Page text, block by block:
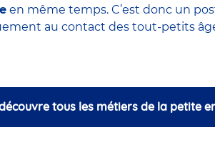
en même temps. C’est donc un
au contact des tout-petits
tous les métiers de la petite